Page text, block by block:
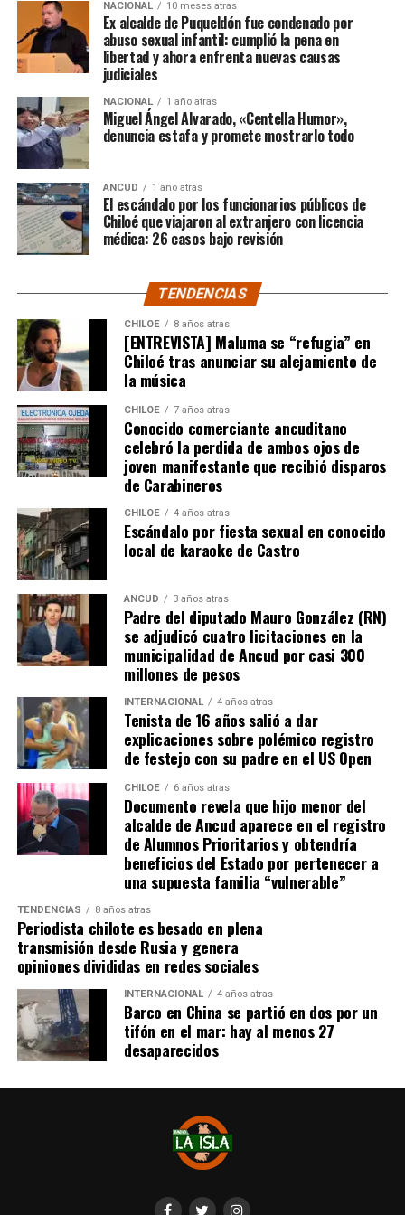
quienes lo han acompañado desde que compartió lo
ocurrido:
“Gracias a todos por el
apoyo!!!!”
Por el momento, las personas aludidas no han emitido
declaraciones públicas. La historia, según Centella,
recién comienza y, el mencionado posteo, ha generado
comentarios de todo tipo, en su gran mayoría, a favor
del humorista de Punta Arenas.
NACIONAL 10 meses atras
Ex alcalde de Puqueldón fue condenado por
abuso sexual infantil: cumplió la pena en
libertad y ahora enfrenta nuevas causas
judiciales
NACIONAL 1 año atras
Miguel Ángel Alvarado, «Centella Humor»,
denuncia estafa y promete mostrarlo todo
ANCUD 1 año atras
El escándalo por los funcionarios públicos de
Chiloé que viajaron al extranjero con licencia
médica: 26 casos bajo revisión
TENDENCIAS
CHILOE 8 años atras
[ENTREVISTA] Maluma se “refugia” en
Chiloé tras anunciar su alejamiento de
la música
CHILOE 7 años atras
Conocido comerciante ancuditano
celebró la perdida de ambos ojos de
joven manifestante que recibió disparos
de Carabineros
CHILOE 4 años atras
Escándalo por fiesta sexual en conocido
local de karaoke de Castro
ANCUD 3 años atras
Padre del diputado Mauro González (RN)
se adjudicó cuatro licitaciones en la
municipalidad de Ancud por casi 300
millones de pesos
INTERNACIONAL 4 años atras
Tenista de 16 años salió a dar
explicaciones sobre polémico registro
de festejo con su padre en el US Open
CHILOE 6 años atras
Documento revela que hijo menor del
alcalde de Ancud aparece en el registro
de Alumnos Prioritarios y obtendría
beneficios del Estado por pertenecer a
una supuesta familia “vulnerable”
TENDENCIAS 8 años atras
Periodista chilote es besado en plena
transmisión desde Rusia y genera
opiniones divididas en redes sociales
INTERNACIONAL 4 años atras
Barco en China se partió en dos por un
tifón en el mar: hay al menos 27
desaparecidos